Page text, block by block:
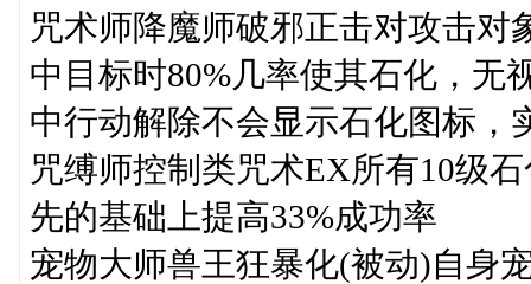
咒术师降魔师破邪正击对攻击对
中目标时80%几率使其石化，无
中行动解除不会显示石化图标，
咒缚师控制类咒术EX所有10级
先的基础上提高33%成功率
宠物大师兽王狂暴化(被动)自身